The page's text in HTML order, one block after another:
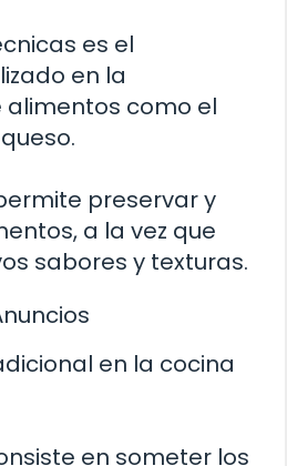
es el
en la
como el
preservar y
a la vez que
sabores y texturas.
en la cocina
en someter los